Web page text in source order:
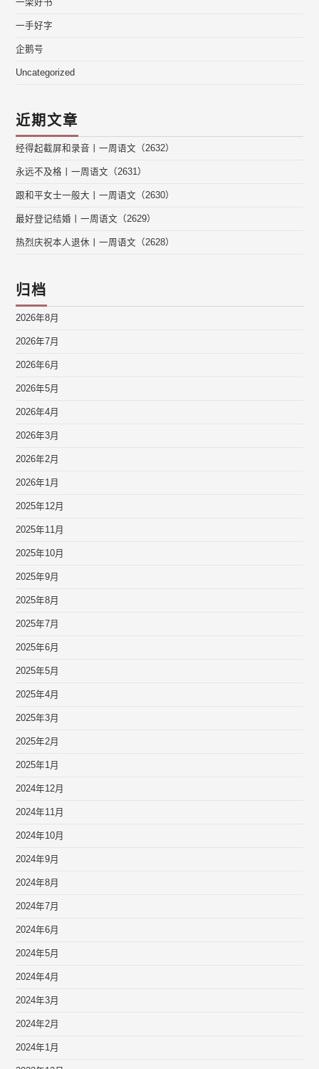
一架好书
一手好字
企鹅号
Uncategorized
近期文章
经得起截屏和录音丨一周语文（2632）
永远不及格丨一周语文（2631）
跟和平女士一般大丨一周语文（2630）
最好登记结婚丨一周语文（2629）
热烈庆祝本人退休丨一周语文（2628）
归档
2026年8月
2026年7月
2026年6月
2026年5月
2026年4月
2026年3月
2026年2月
2026年1月
2025年12月
2025年11月
2025年10月
2025年9月
2025年8月
2025年7月
2025年6月
2025年5月
2025年4月
2025年3月
2025年2月
2025年1月
2024年12月
2024年11月
2024年10月
2024年9月
2024年8月
2024年7月
2024年6月
2024年5月
2024年4月
2024年3月
2024年2月
2024年1月